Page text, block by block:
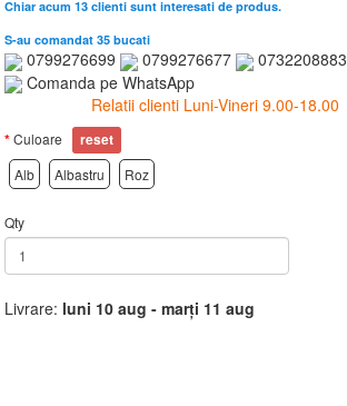
Chiar acum 13 clienti sunt interesati de produs.
S-au comandat 35 bucati
0799276699 0799276677
0732208883
Comanda pe WhatsApp
Relatii clienti Luni-Vineri 9.00-18.00
Culoare reset
Alb Albastru Roz
Qty
Livrare: luni 10 aug - marți 11 aug